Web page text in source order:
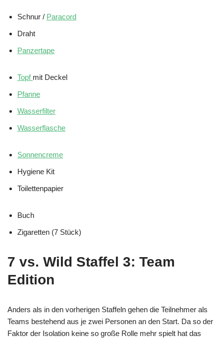
Schnur / Paracord
Draht
Panzertape
Topf mit Deckel
Pfanne
Wasserfilter
Wasserflasche
Sonnencreme
Hygiene Kit
Toilettenpapier
Buch
Zigaretten (7 Stück)
7 vs. Wild Staffel 3: Team
Edition
Anders als in den vorherigen Staffeln gehen die Teilnehmer als
Teams bestehend aus je zwei Personen an den Start. Da so der
Faktor der Isolation keine so große Rolle mehr spielt hat das